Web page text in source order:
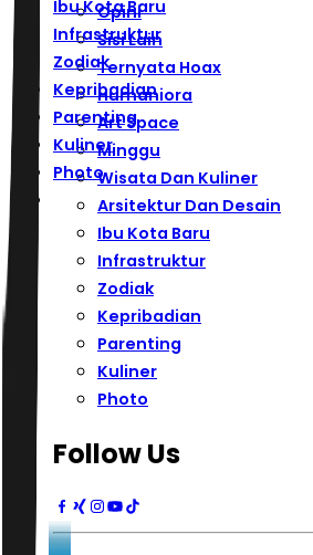
Ibu Kota Baru
Infrastruktur
Zodiak
Kepribadian
Parenting
Kuliner
Photo
Opini
Sisi Lain
Ternyata Hoax
Humaniora
Art Space
Minggu
Wisata Dan Kuliner
Arsitektur Dan Desain
Ibu Kota Baru
Infrastruktur
Zodiak
Kepribadian
Parenting
Kuliner
Photo
Follow Us